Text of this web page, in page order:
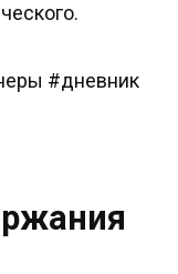
#дневник